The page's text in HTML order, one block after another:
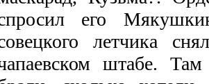
его
летчика
штабе.